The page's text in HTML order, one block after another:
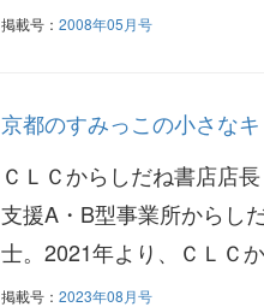
掲載号： 2008年05月号
京都のすみっこの小さな
ＣＬＣからしだね書店店
支援A・B型事業所からし
士。2021年より、ＣＬＣ
掲載号： 2023年08月号